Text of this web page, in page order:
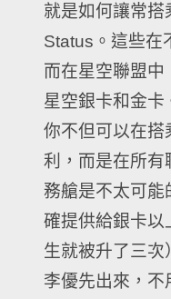
就是如何讓常搭
Status。這些在
而在星空聯盟中
星空銀卡和金卡
你不但可以在搭
利，而是在所有
務艙是不太可能
確提供給銀卡以
生就被升了三次
李優先出來，不